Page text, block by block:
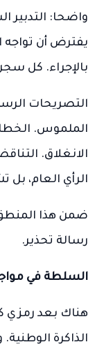
واضحا: التدبير
يفترض أن تواجه
بالإجراء. كل
التصريحات
الملموس.
الانغلاق.
الرأي العام،
ضمن هذا
رسالة تحذير.
السلطة في
هناك بعد رمزي
الذاكرة